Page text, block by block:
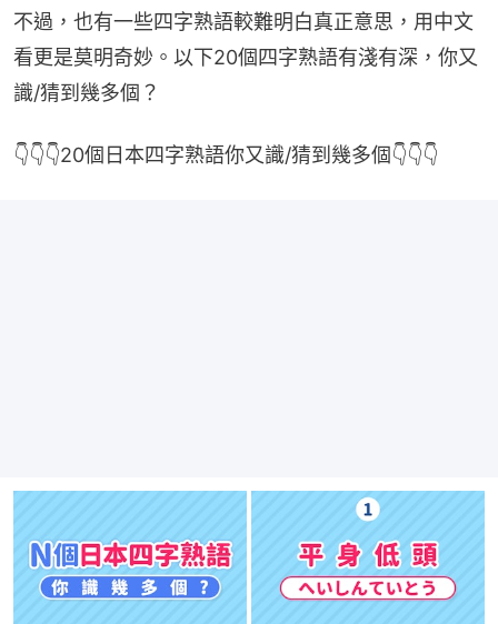
不過，也有一些四字熟語較難明白真正意思，用中文
看更是莫明奇妙。以下20個四字熟語有淺有深，你又
識/猜到幾多個？
👇👇👇20個日本四字熟語你又識/猜到幾多個👇👇👇